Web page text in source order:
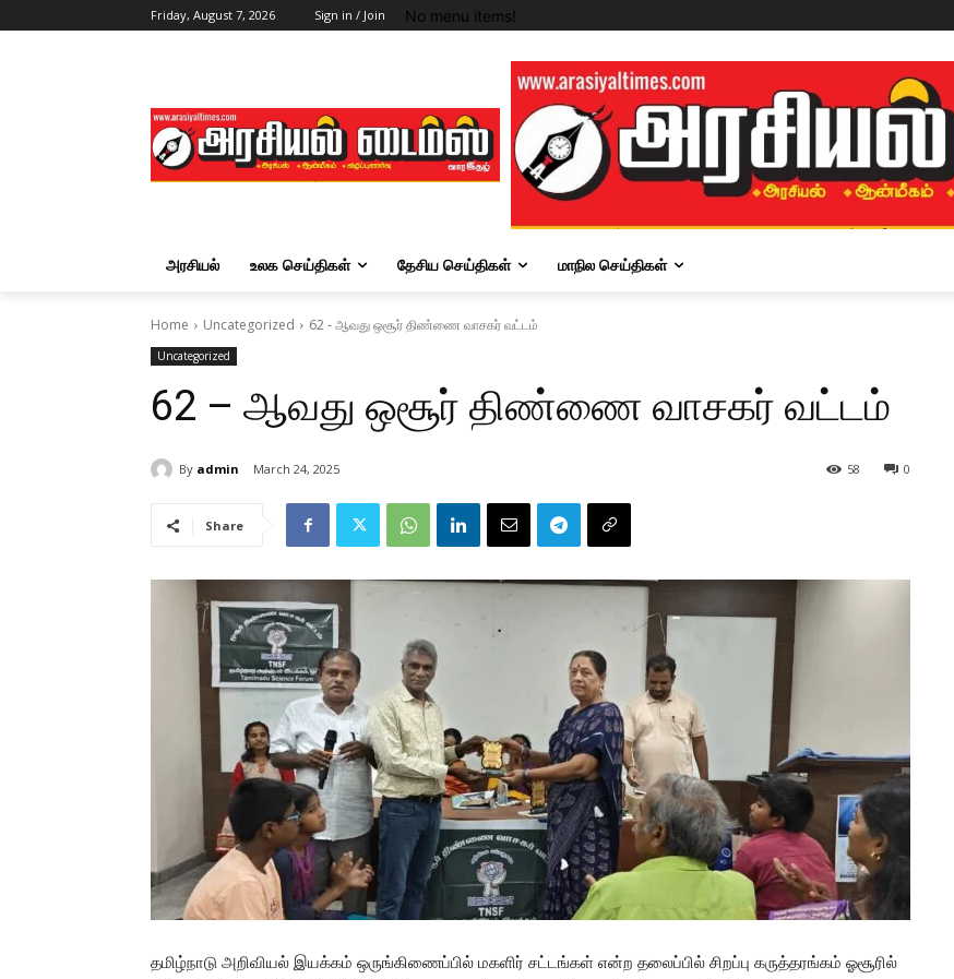
Friday, August 7, 2026 Sign in / Join No menu items!
அரசியல் உலக செய்திகள் தேசிய செய்திகள் மாநில செய்திகள்
Home Uncategorized 62 - ஆவது ஒசூர் திண்ணை வாசகர் வட்டம்
Uncategorized
62 – ஆவது ஒசூர் திண்ணை வாசகர் வட்டம்
By admin March 24, 2025 0
58
Share
தமிழ்நாடு அறிவியல் இயக்கம் ஒருங்கிணைப்பில் மகளிர் சட்டங்கள் என்ற தலைப்பில் சிறப்பு கருத்தரங்கம் ஓசூரில்